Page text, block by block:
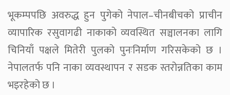
भूकम्पपछि अवरुद्ध हुन पुगेको नेपाल–चीनबीचको प्राचीन
व्यापारिक रसुवागढी नाकाको व्यवस्थित सञ्चालनका लागि
चिनियाँ पक्षले मितेरी पुलको पुनःनिर्माण गरिसकेको छ ।
नेपालतर्फ पनि नाका व्यवस्थापन र सडक स्तरोन्नतिका काम
भइरहेको छ ।